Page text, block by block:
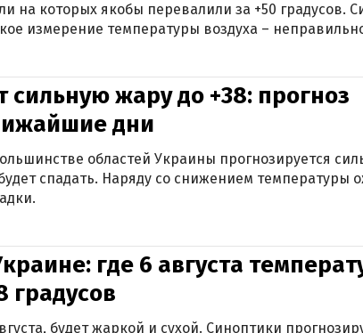
на которых якобы перевалили за +50 градусов.
измерение температуры воздуха –
сильную жару до +38: прогноз
дни
областей Украины прогнозируется
спадать. Наряду со снижением температуры
где 6 августа
градусов
будет жаркой и сухой. Синоптики